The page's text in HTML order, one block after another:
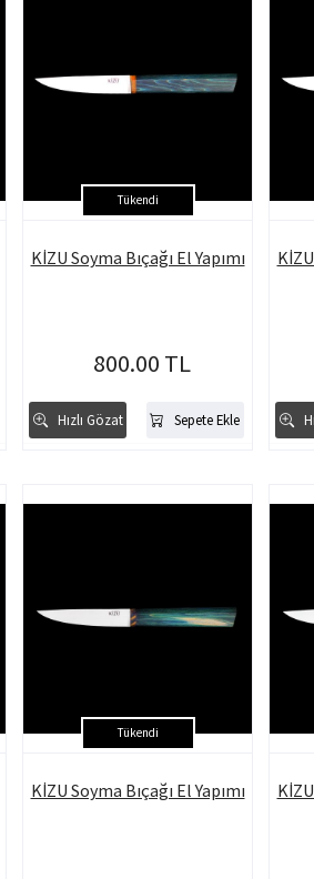
Tükendi
Hızlı Gözat Sepete Ekle
KİZU Soyma Bıçağı El Yapımı
800.00 TL
Tükendi
KİZU Soyma Bıçağı El Yapımı